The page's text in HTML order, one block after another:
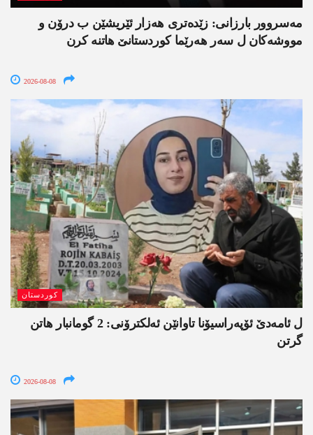
مەسروور بارزانی: زێدەتری ھەزار ئێریشێن ب درۆن و
مووشەکان ل سەر ھەرێما کوردستانێ ھاتنە کرن
2026-08-08
کوردستان
ل ئامەدێ ئۆپەراسیۆنا تاوانێن ئەلکترۆنی: 2 گومانبار ھاتن
گرتن
2026-08-08